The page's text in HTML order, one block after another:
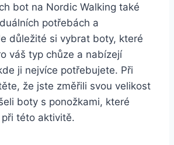
bot na Nordic Walking také
potřebách a
důležité si vybrat boty, které
váš ⁣typ chůze a nabízejí
ji nejvíce potřebujete. Při
že ‍jste ⁣změřili svou velikost
boty s ponožkami, které
této ⁤aktivitě.